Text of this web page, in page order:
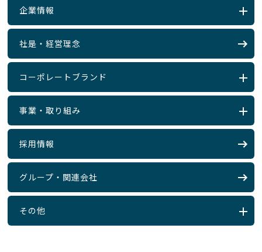
企業情報
社是・経営理念
コーポレートブランド
事業・取り組み
採用情報
グループ・関連会社
その他